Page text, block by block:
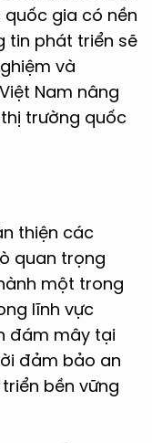
gia có nền
tin phát triển sẽ
và
Nam nâng
trường quốc
thiện các
quan trọng
một trong
lĩnh vực
đám mây tại
đảm bảo an
bền vững